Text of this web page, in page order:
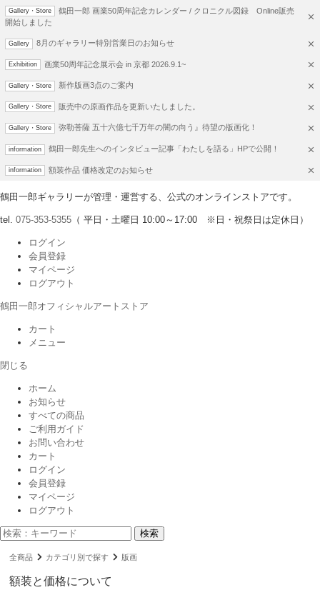
Gallery・Store
鶴田一郎 画業50周年記念カレンダー / クロニクル図録 Online販売
開始しました
Gallery 8月のギャラリー特別営業日のお知らせ
Exhibition 画業50周年記念展示会 in 京都 2026.9.1~
Gallery・Store 新作版画3点のご案内
Gallery・Store 販売中の原画作品を更新いたしました。
Gallery・Store 弥勒菩薩 五十六億七千万年の闇の向う』待望の版画化！
information 鶴田一郎先生へのインタビュー記事「わたしを語る」HPで公開！
information 額装作品 価格改定のお知らせ
鶴田一郎ギャラリーが管理・運営する、公式のオンラインストアです。
tel. 075-353-5355 （ 平日・土曜日 10:00～17:00 ※日・祝祭日は定休日）
ログイン
会員登録
マイページ
ログアウト
鶴田一郎オフィシャルアートストア
カート
メニュー
閉じる
ホーム
お知らせ
すべての商品
ご利用ガイド
お問い合わせ
カート
ログイン
会員登録
マイページ
ログアウト
検索
全商品 カテゴリ別で探す 版画
額装と価格について